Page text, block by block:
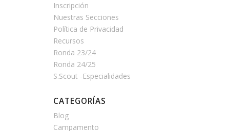
Inscripción
Nuestras Secciones
Política de Privacidad
Recursos
Ronda 23/24
Ronda 24/25
S.Scout -Especialidades
CATEGORÍAS
Blog
Campamento